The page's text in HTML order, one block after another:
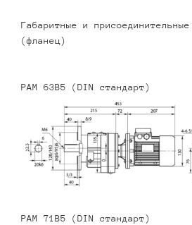
Габаритные и
(фланец)
PAM 63B5 (DIN стандарт)
PAM 71B5 (DIN стандарт)